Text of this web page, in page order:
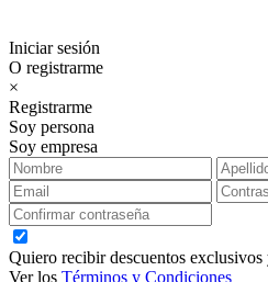
Iniciar sesión
O registrarme
×
Registrarme
Soy persona
Soy empresa
Quiero recibir descuentos
Ver los Términos y Condiciones